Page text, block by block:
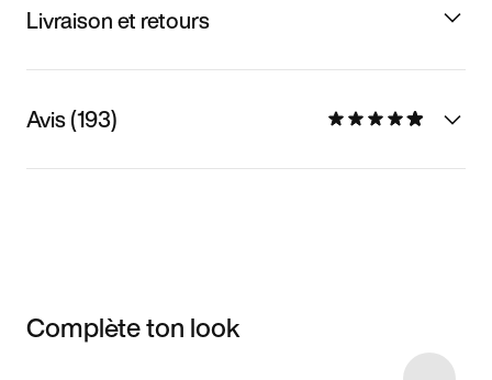
Livraison et retours
Avis (193)
Complète ton look